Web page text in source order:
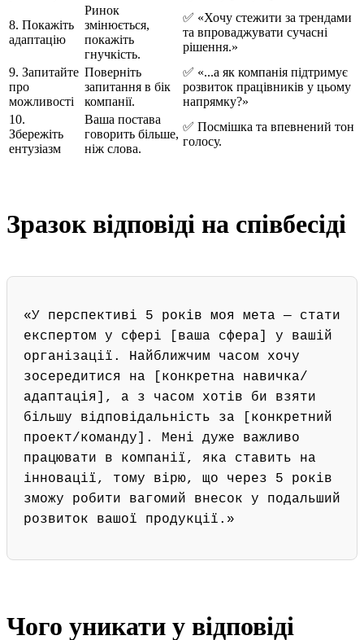
8. Покажіть
адаптацію
Ринок
змінюється,
покажіть
гнучкість.
✅ «Хочу стежити за трендами
та впроваджувати сучасні
рішення.»
9. Запитайте
про
можливості
Поверніть
запитання в бік
компанії.
✅ «...а як компанія підтримує
розвиток працівників у цьому
напрямку?»
10.
Збережіть
ентузіазм
Ваша постава
говорить більше,
ніж слова.
✅ Посмішка та впевнений тон
голосу.
Зразок відповіді на співбесіді
«У перспективі 5 років моя мета — стати
експертом у сфері [ваша сфера] у вашій
організації. Найближчим часом хочу
зосередитися на [конкретна навичка/
адаптація], а з часом хотів би взяти
більшу відповідальність за [конкретний
проект/команду]. Мені дуже важливо
працювати в компанії, яка ставить на
інновації, тому вірю, що через 5 років
зможу робити вагомий внесок у подальший
розвиток вашої продукції.»
Чого уникати у відповіді